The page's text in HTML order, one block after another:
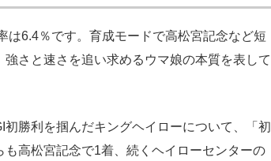
6.4％です。育成モードで高松宮記念など短
さと速さを追い求めるウマ娘の本質を表して
勝利を掴んだキングヘイローについて、「初
高松宮記念で1着、続くヘイローセンターの